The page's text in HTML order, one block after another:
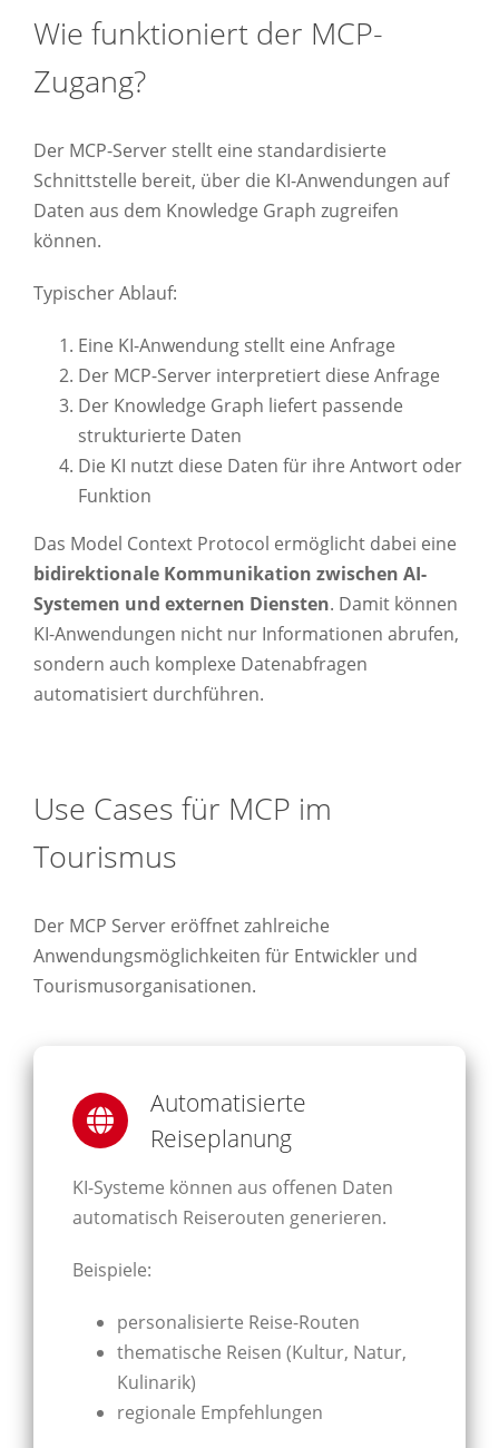
Wie funktioniert der MCP-
Zugang?
Der MCP-Server stellt eine standardisierte
Schnittstelle bereit, über die KI-Anwendungen auf
Daten aus dem Knowledge Graph zugreifen
können.
Typischer Ablauf:
Eine KI-Anwendung stellt eine Anfrage
Der MCP-Server interpretiert diese Anfrage
Der Knowledge Graph liefert passende
strukturierte Daten
Die KI nutzt diese Daten für ihre Antwort oder
Funktion
Das Model Context Protocol ermöglicht dabei eine
bidirektionale Kommunikation zwischen AI-
Systemen und externen Diensten. Damit können
KI-Anwendungen nicht nur Informationen abrufen,
sondern auch komplexe Datenabfragen
automatisiert durchführen.
Use Cases für MCP im
Tourismus
Der MCP Server eröffnet zahlreiche
Anwendungsmöglichkeiten für Entwickler und
Tourismusorganisationen.
Automatisierte
Reiseplanung
KI-Systeme können aus offenen Daten
automatisch Reiserouten generieren.
Beispiele:
personalisierte Reise-Routen
thematische Reisen (Kultur, Natur,
Kulinarik)
regionale Empfehlungen